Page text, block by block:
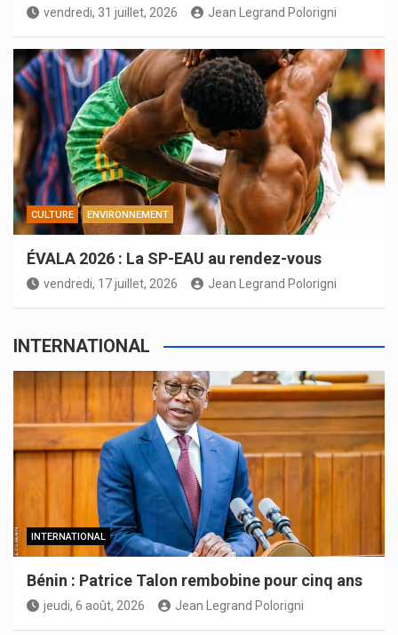
vendredi, 31 juillet, 2026 Jean Legrand Polorigni
CULTURE ENVIRONNEMENT
ÉVALA 2026 : La SP-EAU au rendez-vous
vendredi, 17 juillet, 2026 Jean Legrand Polorigni
INTERNATIONAL
INTERNATIONAL
Bénin : Patrice Talon rembobine pour cinq ans
jeudi, 6 août, 2026 Jean Legrand Polorigni